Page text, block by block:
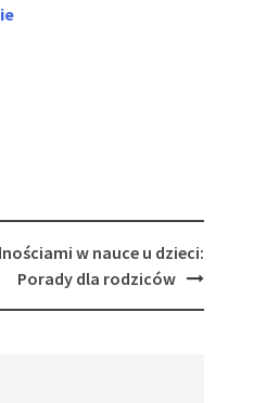
w nauce u dzieci:
Porady dla rodziców